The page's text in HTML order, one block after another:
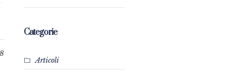
Categorie
Articoli